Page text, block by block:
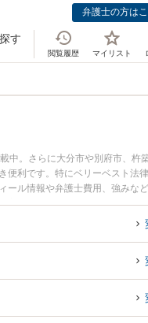
弁護士の方は
す
閲覧履歴 マイリスト
中。さらに大分市や別府市、杵
便利です。特にベリーベスト法
ール情報や弁護士費用、強みな
富な近くの弁護士を検索したい